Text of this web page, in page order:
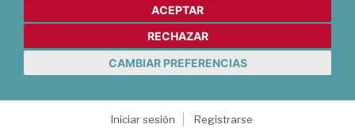
ACEPTAR
RECHAZAR
CAMBIAR PREFERENCIAS
Iniciar sesión
Registrarse